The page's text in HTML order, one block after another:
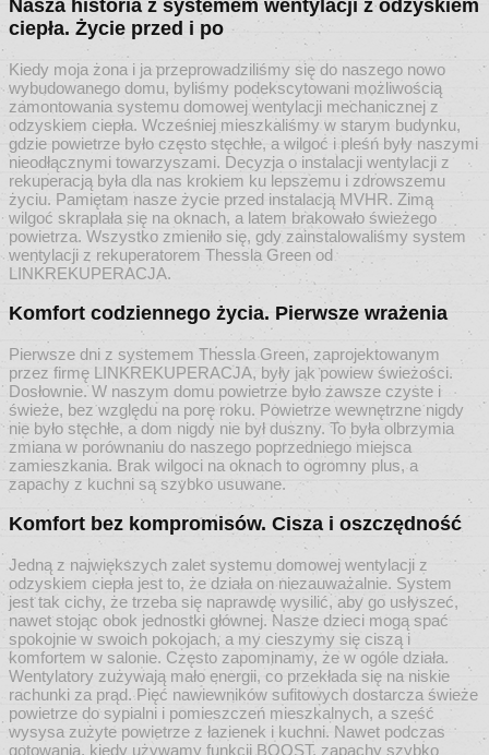
Nasza historia z systemem wentylacji z odzyskiem
ciepła. Życie przed i po
Kiedy moja żona i ja przeprowadziliśmy się do naszego nowo
wybudowanego domu, byliśmy podekscytowani możliwością
zamontowania systemu domowej wentylacji mechanicznej z
odzyskiem ciepła. Wcześniej mieszkaliśmy w starym budynku,
gdzie powietrze było często stęchłe, a wilgoć i pleśń były naszymi
nieodłącznymi towarzyszami. Decyzja o instalacji wentylacji z
rekuperacją była dla nas krokiem ku lepszemu i zdrowszemu
życiu. Pamiętam nasze życie przed instalacją MVHR. Zimą
wilgoć skraplała się na oknach, a latem brakowało świeżego
powietrza. Wszystko zmieniło się, gdy zainstalowaliśmy system
wentylacji z rekuperatorem Thessla Green od
LINKREKUPERACJA.
Komfort codziennego życia. Pierwsze wrażenia
Pierwsze dni z systemem Thessla Green, zaprojektowanym
przez firmę LINKREKUPERACJA, były jak powiew świeżości.
Dosłownie. W naszym domu powietrze było zawsze czyste i
świeże, bez względu na porę roku. Powietrze wewnętrzne nigdy
nie było stęchłe, a dom nigdy nie był duszny. To była olbrzymia
zmiana w porównaniu do naszego poprzedniego miejsca
zamieszkania. Brak wilgoci na oknach to ogromny plus, a
zapachy z kuchni są szybko usuwane.
Komfort bez kompromisów. Cisza i oszczędność
Jedną z największych zalet systemu domowej wentylacji z
odzyskiem ciepła jest to, że działa on niezauważalnie. System
jest tak cichy, że trzeba się naprawdę wysilić, aby go usłyszeć,
nawet stojąc obok jednostki głównej. Nasze dzieci mogą spać
spokojnie w swoich pokojach, a my cieszymy się ciszą i
komfortem w salonie. Często zapominamy, że w ogóle działa.
Wentylatory zużywają mało energii, co przekłada się na niskie
rachunki za prąd. Pięć nawiewników sufitowych dostarcza świeże
powietrze do sypialni i pomieszczeń mieszkalnych, a sześć
wysysa zużyte powietrze z łazienek i kuchni. Nawet podczas
gotowania, kiedy używamy funkcji BOOST, zapachy szybko